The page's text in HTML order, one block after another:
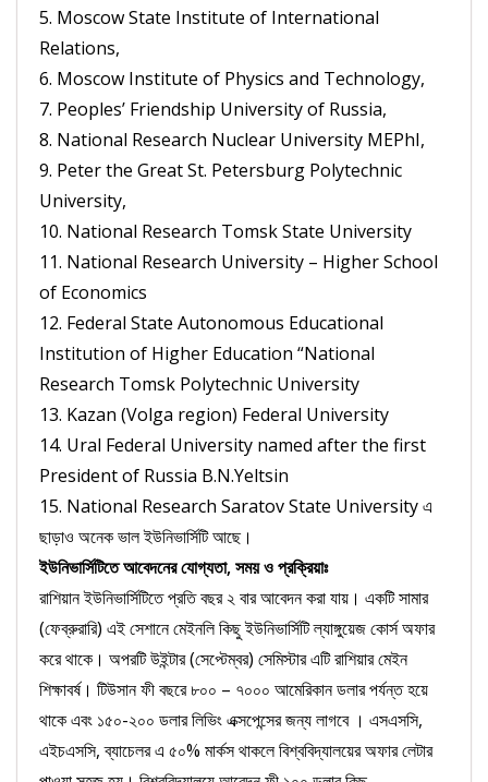
5. Moscow State Institute of International
Relations,
6. Moscow Institute of Physics and Technology,
7. Peoples’ Friendship University of Russia,
8. National Research Nuclear University MEPhI,
9. Peter the Great St. Petersburg Polytechnic
University,
10. National Research Tomsk State University
11. National Research University – Higher School
of Economics
12. Federal State Autonomous Educational
Institution of Higher Education “National
Research Tomsk Polytechnic University
13. Kazan (Volga region) Federal University
14. Ural Federal University named after the first
President of Russia B.N.Yeltsin
15. National Research Saratov State University এ
ছাড়াও অনেক ভাল ইউনিভার্সিটি আছে।
ইউনিভার্সিটিতে আবেদনের যোগ্যতা, সময় ও প্রক্রিয়াঃ
রাশিয়ান ইউনিভার্সিটিতে প্রতি বছর ২ বার আবেদন করা যায়। একটি সামার
(ফেব্রুরারি) এই সেশানে মেইনলি কিছু ইউনিভার্সিটি ল্যাঙ্গুয়েজ কোর্স অফার
করে থাকে। অপরটি উইন্টার (সেপ্টেম্বর) সেমিস্টার এটি রাশিয়ার মেইন
শিক্ষাবর্ষ। টিউসান ফী বছরে ৮০০ – ৭০০০ আমেরিকান ডলার পর্যন্ত হয়ে
থাকে এবং ১৫০-২০০ ডলার লিভিং এক্সপেন্সের জন্য লাগবে । এসএসসি,
এইচএসসি, ব্যাচেলর এ ৫০% মার্কস থাকলে বিশ্ববিদ্যালয়ের অফার লেটার